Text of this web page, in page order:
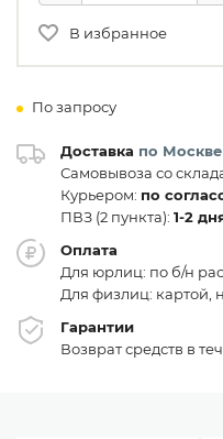
В избранное
По запросу
Доставка по Москве
Самовывоза со
Курьером: по
ПВЗ (2 пункта): 1-2
Оплата
Для юрлиц: по б/н
Для физлиц: картой,
Гарантии
Возврат средств в